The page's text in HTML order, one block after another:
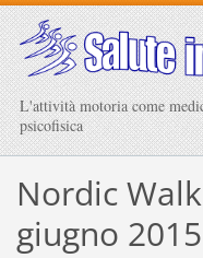
L'attività motoria come
psicofisica
Nordic
giugno 2015